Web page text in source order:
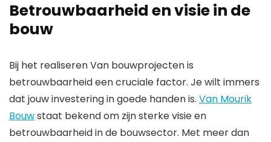
Betrouwbaarheid en visie in de
bouw
Bij het realiseren Van bouwprojecten is
betrouwbaarheid een cruciale factor. Je wilt immers
dat jouw investering in goede handen is. Van Mourik
Bouwstaat bekend om zijn sterke visie en
betrouwbaarheid in de bouwsector. Met meer dan